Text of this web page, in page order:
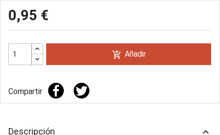
0,95 €
add_shopping_cart Añadir
Compartir
Descripción keyboard_arrow_up